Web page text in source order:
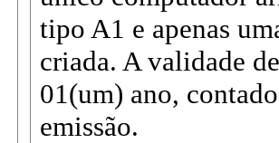
tipo A1 e apenas
criada. A validade
01(um) ano,
emissão.